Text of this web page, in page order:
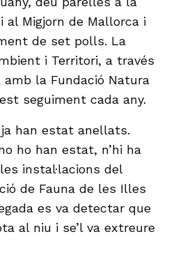
al Migjorn de Mallorca i
de set polls. La
i Territori, a través
amb la Fundació Natura
seguiment cada any.
han estat anellats.
ho han estat, n’hi ha
instal·lacions del
de Fauna de les Illes
es va detectar que
al niu i se’l va extreure